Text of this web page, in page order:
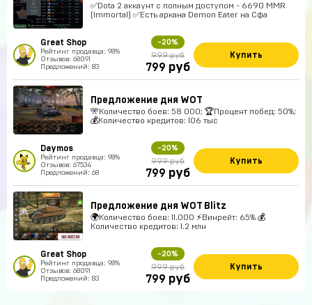
✅Dota 2 аккаунт с полным доступом - 6690 MMR
(Immortal) ✅Есть аркана Demon Eater на Сфа
Great Shop
Рейтинг продавца: 98%
Отзывов: 68091
Предложений: 83
-20%
999 руб
799 руб
Купить
Предложение дня WOT
🎌Количество боев: 58 000; 🏆Процент побед: 50%;
💰Количество кредитов: 106 тыс
Daymos
Рейтинг продавца: 98%
Отзывов: 67534
Предложений: 68
-20%
999 руб
799 руб
Купить
Предложение дня WOT Blitz
🌍Количество боев: 11.000 ⚡Винрейт: 65% 💰
Количество кредитов: 1.2 млн
Great Shop
Рейтинг продавца: 98%
Отзывов: 68091
Предложений: 83
-20%
999 руб
799 руб
Купить